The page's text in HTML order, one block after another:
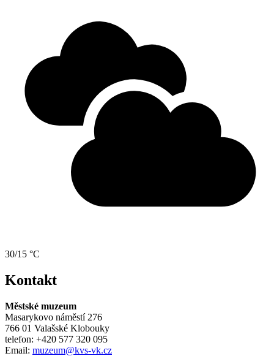
30/15 °C
Kontakt
Městské muzeum
Masarykovo náměstí 276
766 01 Valašské Klobouky
telefon: +420 577 320 095
Email: muzeum@kvs-vk.cz